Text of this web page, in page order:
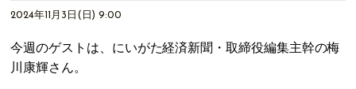
2024年11月3日(日) 9:00
今週のゲストは、にいがた経済新聞・取締役編集主幹の梅
川康輝さん。